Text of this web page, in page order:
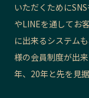
いただくために
やLINEを通してお
に出来るシステム
様の会員制度が出
年、20年と先を見